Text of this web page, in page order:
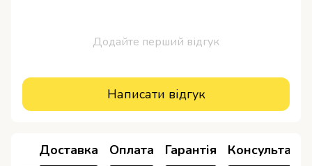
Додайте перший відгук
Написати відгук
Доставка Оплата Гарантія Консультація